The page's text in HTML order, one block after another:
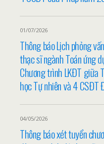
01/07/2026
Thông báo Lịch phỏng
thạc sĩ ngành Toán ứng
Chương trình LKĐT giữa
học Tự nhiên và 4 CSĐT
04/05/2026
Thông báo xét tuyển